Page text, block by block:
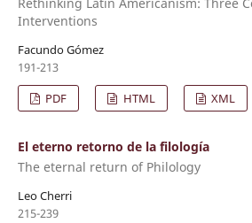
Interventions
Facundo Gómez
191-213
PDF
HTML XML
El eterno retorno de la filología
The eternal return of Philology
Leo Cherri
215-239